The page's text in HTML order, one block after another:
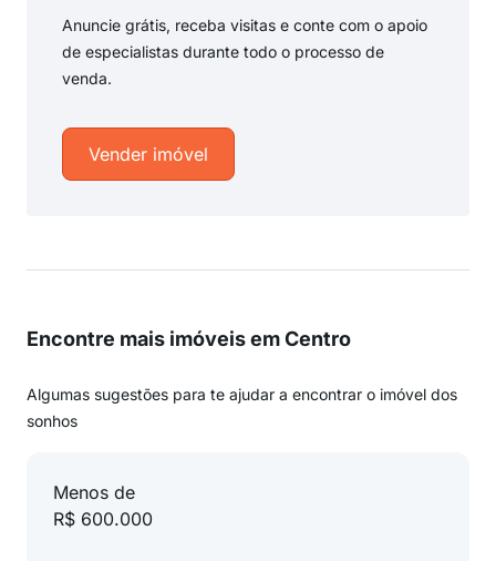
Anuncie grátis, receba visitas e conte com o apoio
de especialistas durante todo o processo de
venda.
Vender imóvel
Encontre mais imóveis em Centro
Algumas sugestões para te ajudar a encontrar o imóvel dos
sonhos
Menos de
R$ 600.000